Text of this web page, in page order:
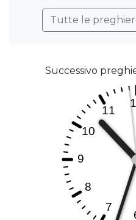
Tutte le
Successivo